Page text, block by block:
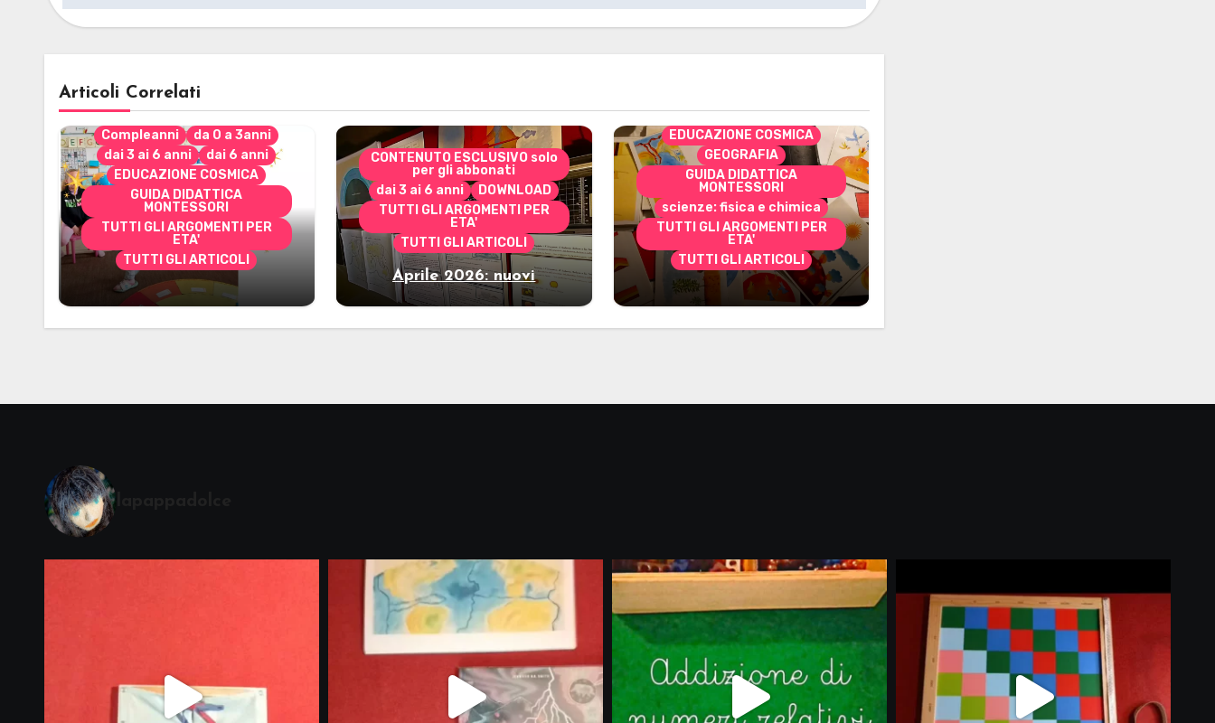
Articoli Correlati
Compleanni
da 0 a 3anni
dai 3 ai 6 anni
dai 6 anni
EDUCAZIONE COSMICA
GUIDA DIDATTICA
MONTESSORI
TUTTI GLI ARGOMENTI PER
ETA'
TUTTI GLI ARTICOLI
Alcuni materiali per
accompagnare la
Cerimonia del Sole
CONTENUTO ESCLUSIVO solo
per gli abbonati
dai 3 ai 6 anni
DOWNLOAD
TUTTI GLI ARGOMENTI PER
ETA'
TUTTI GLI ARTICOLI
Aprile 2026: nuovi
materiali stampabili per
CONTENUTO ESCLUSIVO solo
DOWNLOAD
EDUCAZIONE COSMICA
GEOGRAFIA
GUIDA DIDATTICA
MONTESSORI
scienze: fisica e chimica
TUTTI GLI ARGOMENTI PER
ETA'
TUTTI GLI ARTICOLI
Marzo 2026: nuovi
materiali stampabili per
gli abbonati